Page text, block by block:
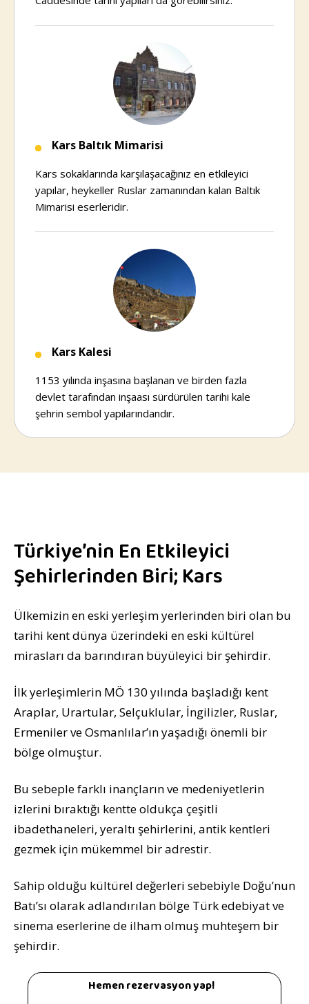
Kars Baltık Mimarisi
Kars sokaklarında karşılaşacağınız en etkileyici
yapılar, heykeller Ruslar zamanından kalan Baltık
Mimarisi eserleridir.
Kars Kalesi
1153 yılında inşasına başlanan ve birden fazla
devlet tarafından inşaası sürdürülen tarihi kale
şehrin sembol yapılarındandır.
Türkiye’nin En Etkileyici
Şehirlerinden Biri; Kars
Ülkemizin en eski yerleşim yerlerinden biri olan bu
tarihi kent dünya üzerindeki en eski kültürel
mirasları da barındıran büyüleyici bir şehirdir.
İlk yerleşimlerin MÖ 130 yılında başladığı kent
Araplar, Urartular, Selçuklular, İngilizler, Ruslar,
Ermeniler ve Osmanlılar’ın yaşadığı önemli bir
bölge olmuştur.
Bu sebeple farklı inançların ve medeniyetlerin
izlerini bıraktığı kentte oldukça çeşitli
ibadethaneleri, yeraltı şehirlerini, antik kentleri
gezmek için mükemmel bir adrestir.
Sahip olduğu kültürel değerleri sebebiyle Doğu’nun
Batı’sı olarak adlandırılan bölge Türk edebiyat ve
sinema eserlerine de ilham olmuş muhteşem bir
şehirdir.
Hemen rezervasyon yap!